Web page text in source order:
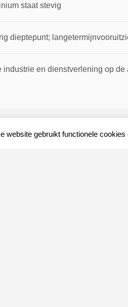
staat stevig
dieptepunt;
en dienstverlening op de
website gebruikt functionele